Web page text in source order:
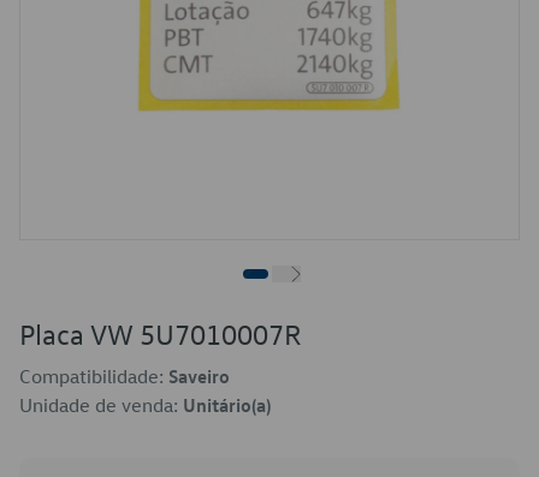
Placa VW 5U7010007R
Compatibilidade: Saveiro
Unidade de venda: Unitário(a)